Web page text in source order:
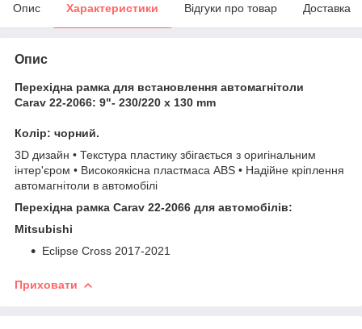
Опис Характеристики Відгуки про товар Доставка
Опис
Перехідна рамка для встановлення автомагнітоли
Carav 22-2066: 9"- 230/220 х 130 mm
Колір: чорний.
3D дизайн • Текстура пластику збігається з оригінальним
інтер'єром • Високоякісна пластмаса ABS • Надійне кріплення
автомагнітоли в автомобілі
Перехідна рамка Carav 22-2066 для автомобілів:
Mitsubishi
Eclipse Cross 2017-2021
Приховати